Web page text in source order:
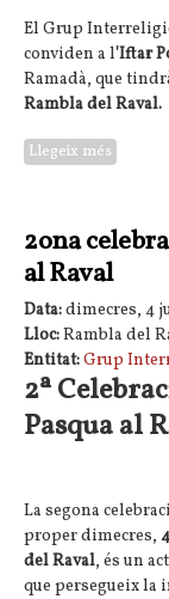
El Grup
conviden a l'Iftar
Ramadà, que
Rambla del Raval.
Llegeix més
2ona
al Raval
Data:dimecres, 4
Lloc:Rambla del
Entitat:Grup
2ª
Pasqua al
La segona
proper dimecres,
del Raval, és un
que persegueix